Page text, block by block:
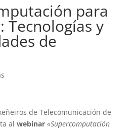
para
Tecnologías y
de
de Telecomunicación de
al webinar «Supercomputación